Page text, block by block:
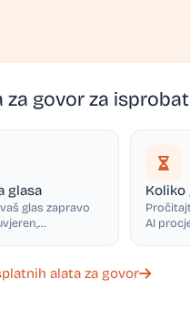
govor za
glasa
glas zapravo
Koliko
AI
alata za govor